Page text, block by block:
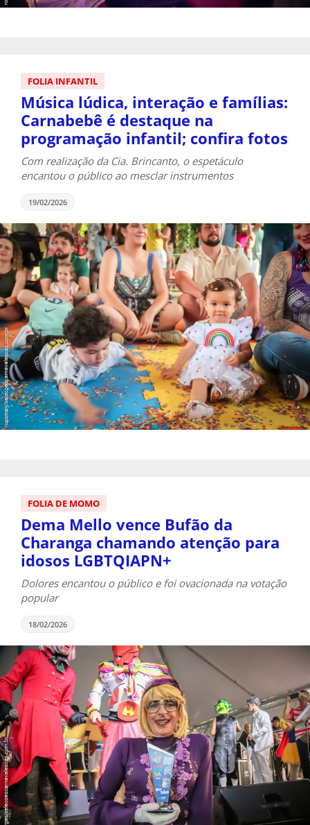
FOLIA INFANTIL
Música lúdica, interação e famílias:
Carnabebê é destaque na
programação infantil; confira fotos
Com realização da Cia. Brincanto, o espetáculo
encantou o público ao mesclar instrumentos
19/02/2026
FOLIA DE MOMO
Dema Mello vence Bufão da
Charanga chamando atenção para
idosos LGBTQIAPN+
Dolores encantou o público e foi ovacionada na votação
popular
18/02/2026